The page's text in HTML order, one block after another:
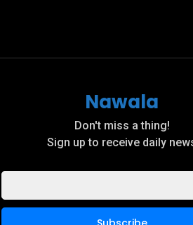
Nawala
Don't miss a thing!
Sign up to receive daily